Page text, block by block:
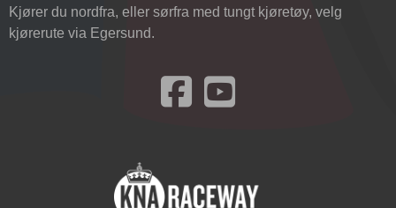
Kjører du nordfra, eller sørfra med tungt kjøretøy, velg
kjørerute via Egersund.
Besøk oss på Facebook